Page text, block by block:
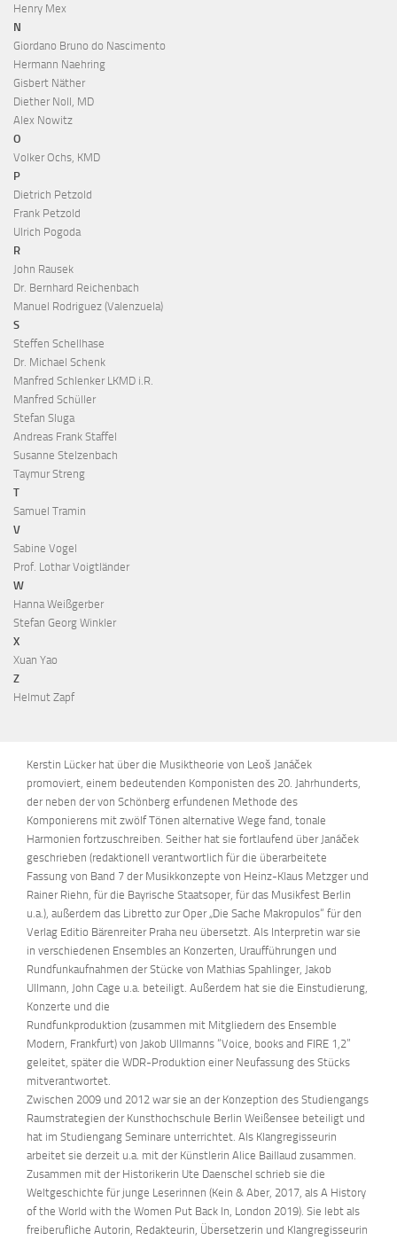
Kerstin Lücker hat über die Musiktheorie von Leoš Janáček
promoviert, einem bedeutenden Komponisten des 20. Jahrhunderts,
der neben der von Schönberg erfundenen Methode des
Komponierens mit zwölf Tönen alternative Wege fand, tonale
Harmonien fortzuschreiben. Seither hat sie fortlaufend über Janáček
geschrieben (redaktionell verantwortlich für die überarbeitete
Fassung von Band 7 der Musikkonzepte von Heinz-Klaus Metzger und
Rainer Riehn, für die Bayrische Staatsoper, für das Musikfest Berlin
u.a.), außerdem das Libretto zur Oper „Die Sache Makropulos“ für den
Verlag Editio Bärenreiter Praha neu übersetzt. Als Interpretin war sie
in verschiedenen Ensembles an Konzerten, Uraufführungen und
Rundfunkaufnahmen der Stücke von Mathias Spahlinger, Jakob
Ullmann, John Cage u.a. beteiligt. Außerdem hat sie die Einstudierung,
Konzerte und die
Rundfunkproduktion (zusammen mit Mitgliedern des Ensemble
Modern, Frankfurt) von Jakob Ullmanns “Voice, books and FIRE 1,2”
geleitet, später die WDR-Produktion einer Neufassung des Stücks
mitverantwortet.
Zwischen 2009 und 2012 war sie an der Konzeption des Studiengangs
Raumstrategien der Kunsthochschule Berlin Weißensee beteiligt und
hat im Studiengang Seminare unterrichtet. Als Klangregisseurin
arbeitet sie derzeit u.a. mit der Künstlerin Alice Baillaud zusammen.
Zusammen mit der Historikerin Ute Daenschel schrieb sie die
Weltgeschichte für junge Leserinnen (Kein & Aber, 2017, als A History
of the World with the Women Put Back In, London 2019). Sie lebt als
freiberufliche Autorin, Redakteurin, Übersetzerin und Klangregisseurin
Henry Mex
N
Giordano Bruno do Nascimento
Hermann Naehring
Gisbert Näther
Diether Noll, MD
Alex Nowitz
O
Volker Ochs, KMD
P
Dietrich Petzold
Frank Petzold
Ulrich Pogoda
R
John Rausek
Dr. Bernhard Reichenbach
Manuel Rodriguez (Valenzuela)
S
Steffen Schellhase
Dr. Michael Schenk
Manfred Schlenker LKMD i.R.
Manfred Schüller
Stefan Sluga
Andreas Frank Staffel
Susanne Stelzenbach
Taymur Streng
T
Samuel Tramin
V
Sabine Vogel
Prof. Lothar Voigtländer
W
Hanna Weißgerber
Stefan Georg Winkler
X
Xuan Yao
Z
Helmut Zapf